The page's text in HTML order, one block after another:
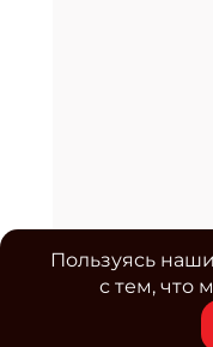
Пользуясь
с тем, что